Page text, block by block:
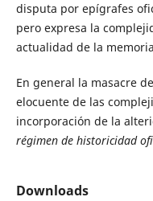
disputa por epígrafes
pero expresa la
actualidad de la
En general la masacre
elocuente de las
incorporación de la
régimen de historicidad
Downloads